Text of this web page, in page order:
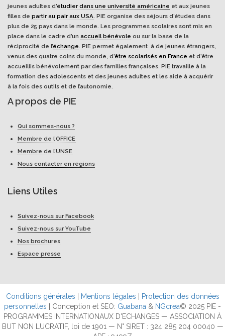
jeunes adultes d’étudier dans une université américaine et aux jeunes
filles de partir au pair aux USA. PIE organise des séjours d’études dans
plus de 25 pays dans le monde. Les programmes scolaires sont mis en
place dans le cadre d’un accueil bénévole ou sur la base de la
réciprocité de l’échange. PIE permet également à de jeunes étrangers,
venus des quatre coins du monde, d’être scolarisés en France et d’être
accueillis bénévolement par des familles françaises. PIE travaille à la
formation des adolescents et des jeunes adultes et les aide à acquérir
à la fois des outils et de l’autonomie.
A propos de PIE
Qui sommes-nous ?
Membre de l’OFFICE
Membre de l’UNSE
Nous contacter en régions
Liens Utiles
Suivez-nous sur Facebook
Suivez-nous sur YouTube
Nos brochures
Espace presse
Conditions générales Mentions légales
Protection des données
personnelles | Conception et SEO: Guabana & NGcrea© 2025 PIE -
PROGRAMMES INTERNATIONAUX D'ECHANGES — ASSOCIATION À
BUT NON LUCRATIF, loi de 1901 — N° SIRET : 324 285 204 00040 —